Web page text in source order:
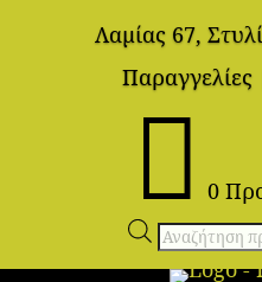
Λαμίας 67,
Παραγγελίες
 0